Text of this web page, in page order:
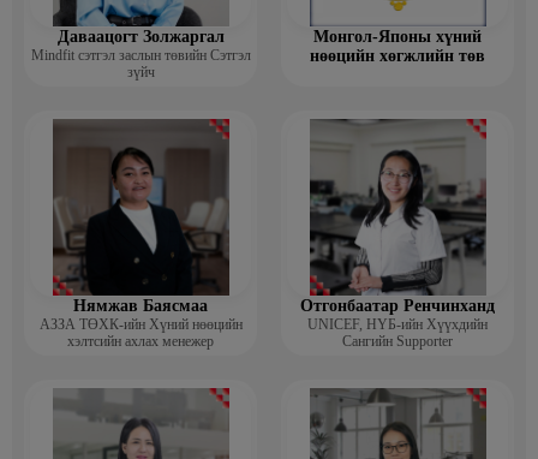
Даваацогт Золжаргал
Mindfit сэтгэл заслын төвийн Сэтгэл
зүйч
Монгол-Японы хүний
нөөцийн хөгжлийн төв
Нямжав Баясмаа
АЗЗА ТӨХК-ийн Хүний нөөцийн
хэлтсийн ахлах менежер
Отгонбаатар Ренчинханд
UNIСЕF, НҮБ-ийн Хүүхдийн
Сангийн Supporter